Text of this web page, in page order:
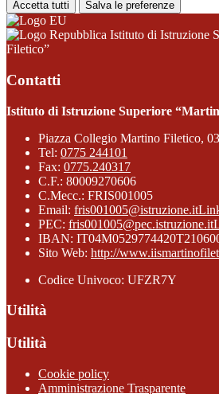
Accetta tutti Salva le preferenze
Istituto di Istruzione
Filetico”
Contatti
Istituto di Istruzione Superiore
Piazza Collegio Martino Filetico,
Tel: 0775 244101
Fax: 0775.240317
C.F.: 80009270606
C.Mecc.: FRIS001005
Email: fris001005@istruzione.it
PEC: fris001005@pec.istruzione.it
IBAN:
Sito Web: http://
Codice Univoco: UFZR7Y
Utilità
Utilità
Cookie policy
Amministrazione Trasparente